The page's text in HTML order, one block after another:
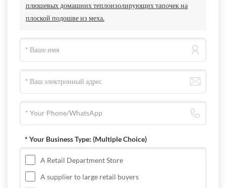
плюшевых домашних теплоизолирующих тапочек на
плоской подошве из меха.
* Your Business Type: (Multiple Choice)
A Retail Department Store
A supplier to large retail buyers